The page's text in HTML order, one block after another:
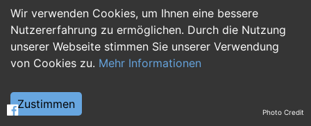
Wir verwenden Cookies, um Ihnen eine bessere
Nutzererfahrung zu ermöglichen. Durch die Nutzung
unserer Webseite stimmen Sie unserer Verwendung
von Cookies zu. Mehr Informationen
Zustimmen
Personalwesen Assistenz, Sekretariat
Hilfskräfte, Aushilfs- und Nebenjobs
Weiterbildung, Studium, duale Ausbildung Photo Credit